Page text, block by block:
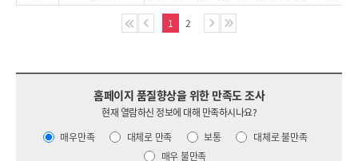
1 2
홈페이지 품질향상을 위한 만족도 조사
현재 열람하신 정보에 대해 만족하시나요?
매우만족
대체로 만족 보통
대체로 불만족
매우 불만족